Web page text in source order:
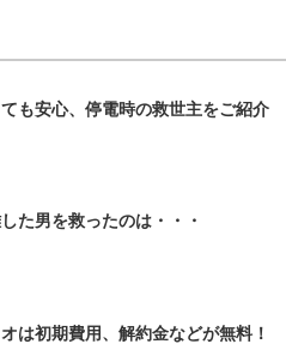
も安心、停電時の救世主をご紹介
た男を救ったのは・・・
は初期費用、解約金などが無料！